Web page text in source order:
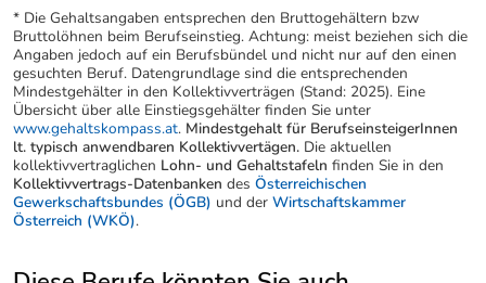
* Die Gehaltsangaben entsprechen den Bruttogehältern bzw
Bruttolöhnen beim Berufseinstieg. Achtung: meist beziehen sich die
Angaben jedoch auf ein Berufsbündel und nicht nur auf den einen
gesuchten Beruf. Datengrundlage sind die entsprechenden
Mindestgehälter in den Kollektivverträgen (Stand: 2025). Eine
Übersicht über alle Einstiegsgehälter finden Sie unter
www.gehaltskompass.at. Mindestgehalt für BerufseinsteigerInnen
lt. typisch anwendbaren Kollektivvertägen. Die aktuellen
kollektivvertraglichen Lohn- und Gehaltstafeln finden Sie in den
Kollektivvertrags-Datenbanken des Österreichischen
Gewerkschaftsbundes (ÖGB) und der Wirtschaftskammer
Österreich (WKÖ).